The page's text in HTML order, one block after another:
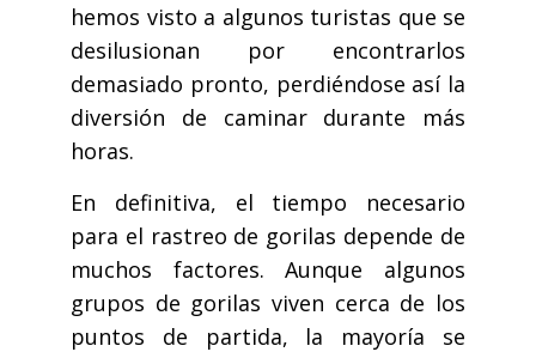
hemos visto a algunos turistas que se
desilusionan por encontrarlos
demasiado pronto, perdiéndose así la
diversión de caminar durante más
horas.
En definitiva, el tiempo necesario
para el rastreo de gorilas depende de
muchos factores. Aunque algunos
grupos de gorilas viven cerca de los
puntos de partida, la mayoría se